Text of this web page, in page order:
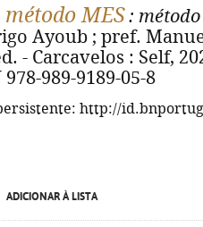
método MES: método
Ayoub ; pref.
- Carcavelos : Self,
978-989-9189-05-8
http://
ADICIONAR À LISTA